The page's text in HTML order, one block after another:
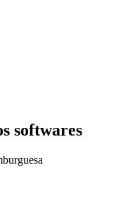
softwares